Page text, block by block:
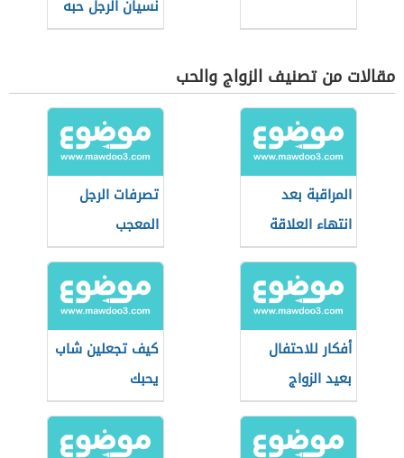
نسيان الرجل حبه
القديم
مقالات من تصنيف الزواج والحب
المراقبة بعد
انتهاء العلاقة
تصرفات الرجل
المعجب
أفكار للاحتفال
بعيد الزواج
كيف تجعلين شاب
يحبك